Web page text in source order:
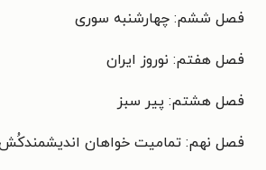
فصل ششم: چهارشنبه سوری
فصل هفتم: نوروز ایران
فصل هشتم: پیر سبز
فصل نهم: تمامیت خواهان